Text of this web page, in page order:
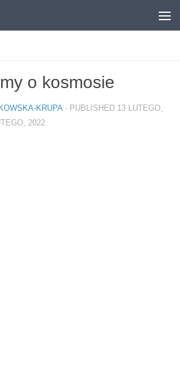
o kosmosie
KRUPA · PUBLISHED 13 LUTEGO,
2022